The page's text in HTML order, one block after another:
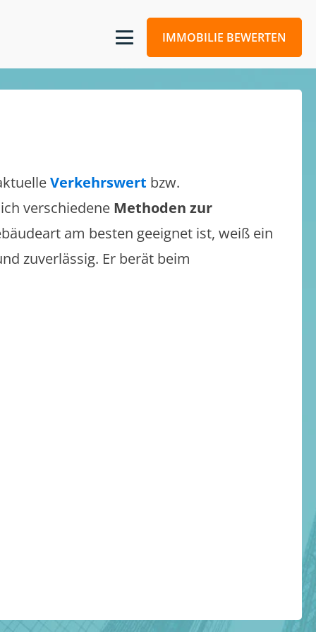
IMMOBILIE BEWERTEN
Verkehrswert bzw.
verschiedene Methoden zur
am besten geeignet ist, weiß ein
zuverlässig. Er berät beim